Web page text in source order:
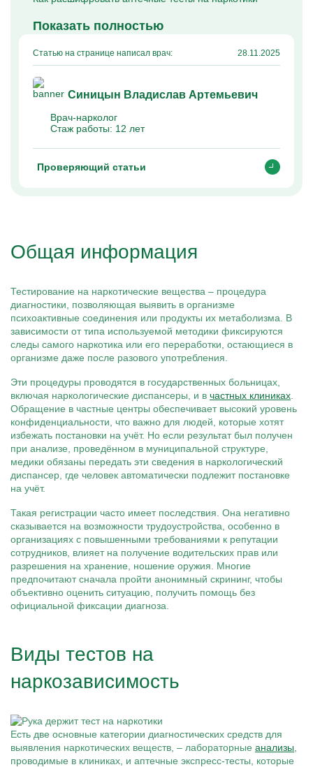
Капельницы Преднизолона
Капельница Церебролизин
Капельница Цефтриаксон
Капельница Ципрофлоксацин
Капельница Рингер
Показать полностью
Статью на странице написал врач: 28.11.2025
Синицын Владислав Артемьевич
Врач-нарколог
Стаж работы: 12 лет
Проверяющий статьи
Общая информация
Тестирование на наркотические вещества – процедура
диагностики, позволяющая выявить в организме
психоактивные соединения или продукты их метаболизма. В
зависимости от типа используемой методики фиксируются
следы самого наркотика или его переработки, остающиеся в
организме даже после разового употребления.
Эти процедуры проводятся в государственных больницах,
включая наркологические диспансеры, и в частных клиниках
Обращение в частные центры обеспечивает высокий уровень
конфиденциальности, что важно для людей, которые хотят
избежать постановки на учёт. Но если результат был получен
при анализе, проведённом в муниципальной структуре,
медики обязаны передать эти сведения в наркологический
диспансер, где человек автоматически подлежит постановке
на учёт.
Такая регистрации часто имеет последствия. Она негативно
сказывается на возможности трудоустройства, особенно в
организациях с повышенными требованиями к репутации
сотрудников, влияет на получение водительских прав или
разрешения на хранение, ношение оружия. Многие
предпочитают сначала пройти анонимный скрининг, чтобы
объективно оценить ситуацию, получить помощь без
официальной фиксации диагноза.
Виды тестов на
наркозависимость
Есть две основные категории диагностических средств для
выявления наркотических веществ, – лабораторные анализы
проводимые в клиниках, и аптечные экспресс-тесты, которые